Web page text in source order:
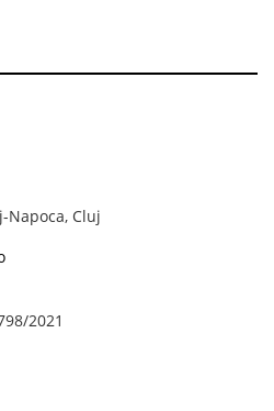
Napoca, Cluj
2021